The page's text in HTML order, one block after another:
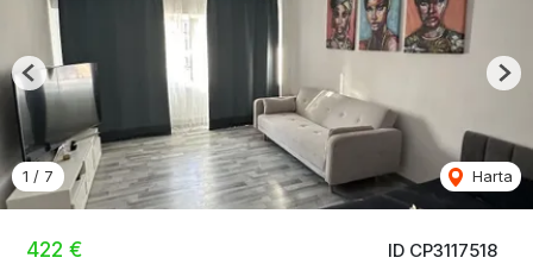
ID CP3117518
422 €
1 / 7 Harta
Previous